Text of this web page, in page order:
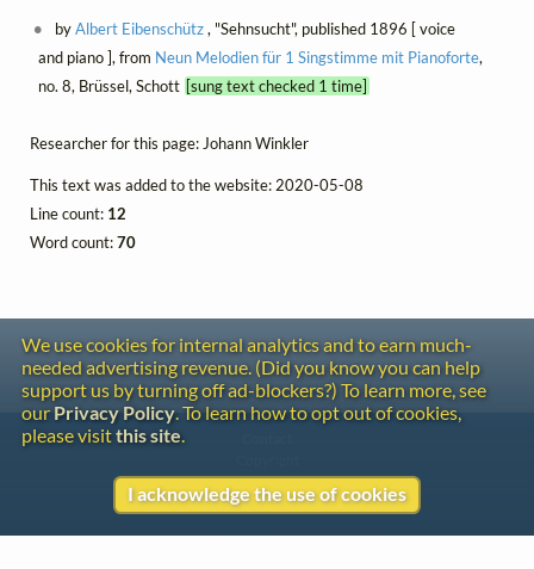
byAlbert Eibenschütz, "Sehnsucht", published 1896 [ voice
and piano ], from Neun Melodien für 1 Singstimme mit Pianoforte,
no. 8, Brüssel, Schott [sung text checked 1 time]
Researcher for this page: Johann Winkler
This text was added to the website: 2020-05-08
Line count: 12
Word count:70
We use cookies for internal analytics and to earn much-
needed advertising revenue. (Did you know you can help
support us by turning off ad-blockers?) To learn more, see
ourPrivacy Policy. To learn how to opt out of cookies,
please visitthis site.
I acknowledge the use of cookies
Privacy
Copyright © 2026 The LiederNet Archive